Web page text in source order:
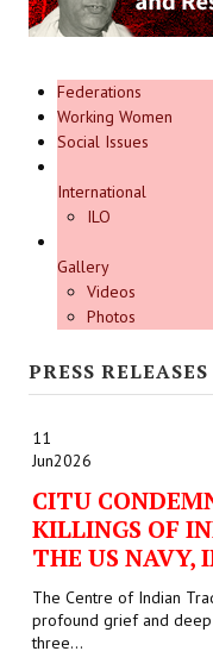
Federations
Working Women
Social Issues
International
ILO
Gallery
Videos
Photos
PRESS RELEASES
11
Jun2026
CITU
KILLINGS OF
THE US NAVY,
The Centre of Indian
profound grief and
three...